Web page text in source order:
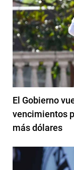
El Gobierno
vencimientos
más dólares